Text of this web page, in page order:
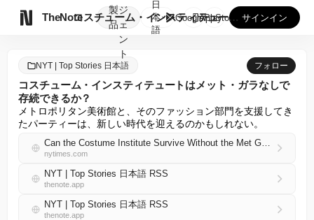
TheNote
製
品
ジ
ェ
ン
ト
コスチューム・インスティテュートはメット・ガラなしで存続でき...
日
本
語
GooglePlay
AppStore サインイン
NYT | Top Stories 日本語 フォロー
コスチューム・インスティテュートはメット・ガラなしで
存続できるか？
メトロポリタン美術館と、そのファッション部門を支援してき
たパーティーは、新しい時代を迎えるのかもしれない。
Can the Costume Institute Survive Without the Met Gala?
nytimes.com
NYT | Top Stories 日本語 RSS
thenote.app
NYT | Top Stories 日本語 RSS
thenote.app